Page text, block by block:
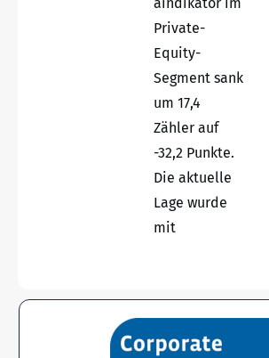
Private-
Equity-
Segment sank
um 17,4
Zähler auf
-32,2 Punkte.
Die aktuelle
Lage wurde
mit